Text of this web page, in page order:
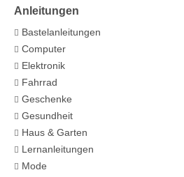
Anleitungen
Bastelanleitungen
Computer
Elektronik
Fahrrad
Geschenke
Gesundheit
Haus & Garten
Lernanleitungen
Mode